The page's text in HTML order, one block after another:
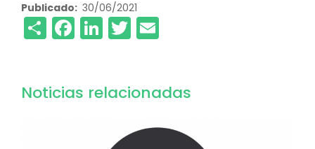
Publicado 30/06/2021
ShareFacebook
LinkedIn
Twitter
Noticias relacionadas